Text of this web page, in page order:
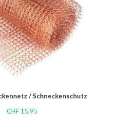
/ Schneckenschutz
CHF15.95